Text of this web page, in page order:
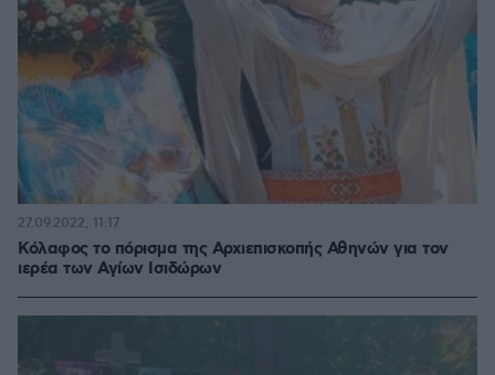
Κόλαφος το πόρισμα της Αρχιεπισκοπής Αθηνών για τον
ιερέα των Αγίων Ισιδώρων
27.09.2022, 11:17